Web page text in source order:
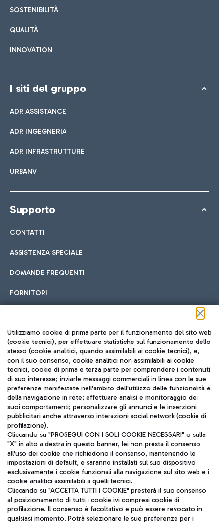
SOSTENIBILITÀ
QUALITÀ
INNOVATION
I siti del gruppo
ADR ASSISTANCE
ADR INGEGNERIA
ADR INFRASTRUTTURE
URBANV
Supporto
CONTATTI
ASSISTENZA SPECIALE
DOMANDE FREQUENTI
FORNITORI
Seguici sui social
TRAVEL JOURNAL
ITA
Aeroporti di Roma S.p.A. - Società soggetta a direzione e
coordinamento di Mundys S.p.A.
Codice fiscale e Registro delle Imprese di Roma 13032990155 P.
IVA 06572251004
Capitale sociale 62.224.743,00 int. vers.
Utilizziamo cookie di prima parte per il funzionamento del sito web
(cookie tecnici), per effettuare statistiche sul funzionamento dello
stesso (cookie analitici, quando assimilabili ai cookie tecnici), e,
con il suo consenso, cookie analitici non assimilabili ai cookie
tecnici, cookie di prima e terza parte per comprendere i contenuti
di suo interesse; inviarle messaggi commerciali in linea con le sue
preferenze manifestate nell'ambito dell'utilizzo delle funzionalità e
della navigazione in rete; effettuare analisi e monitoraggio dei
suoi comportamenti; personalizzare gli annunci e le inserzioni
pubblicitari anche attraverso interazioni social network (cookie di
profilazione).
Cliccando su "PROSEGUI CON I SOLI COOKIE NECESSARI" o sulla
"X" in alto a destra in questo banner, lei non presta il consenso
all'uso dei cookie che richiedono il consenso, mantenendo le
impostazioni di default, e saranno installati sul suo dispositivo
esclusivamente i cookie funzionali alla navigazione sul sito web e i
cookie analitici assimilabili a quelli tecnici.
Cliccando su "ACCETTA TUTTI I COOKIE" presterà il suo consenso
al posizionamento di tutti i cookie ivi compresi cookie di
profilazione. Il consenso è facoltativo e può essere revocato in
qualsiasi momento. Potrà selezionare le sue preferenze per i